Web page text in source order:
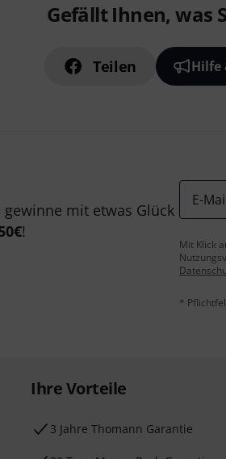
Gefällt Ihnen, was
Teilen Hilfe
mit etwas Glück
!
E-
Mit Klick
*
Ihre Vorteile
3 Jahre Thomann Garantie